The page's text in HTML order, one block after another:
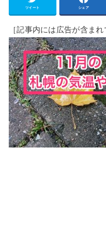
ツイート シェア
［記事内には広告が含まれ